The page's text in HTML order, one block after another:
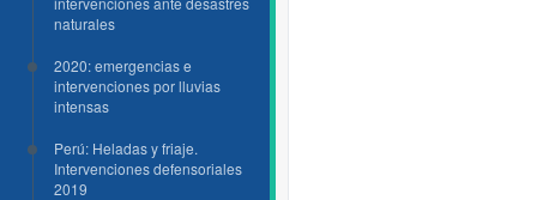
naturales
2020: emergencias e
intervenciones por lluvias
intensas
Perú: Heladas y friaje.
Intervenciones defensoriales
2019